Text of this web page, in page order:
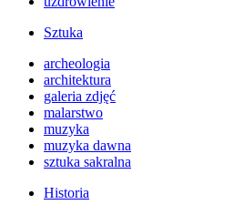
Sztuka
archeologia
architektura
galeria zdjęć
malarstwo
muzyka
muzyka dawna
sztuka sakralna
Historia